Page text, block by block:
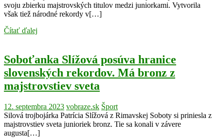
svoju zbierku majstrovských titulov medzi juniorkami. Vytvorila
však tiež národné rekordy v[…]
Čítať ďalej
Soboťanka Slížová posúva hranice
slovenských rekordov. Má bronz z
majstrovstiev sveta
12. septembra 2023 vobraze.sk Šport
Silová trojbojárka Patrícia Slížová z Rimavskej Soboty si priniesla z
majstrovstiev sveta junioriek bronz. Tie sa konali v závere
augusta[…]